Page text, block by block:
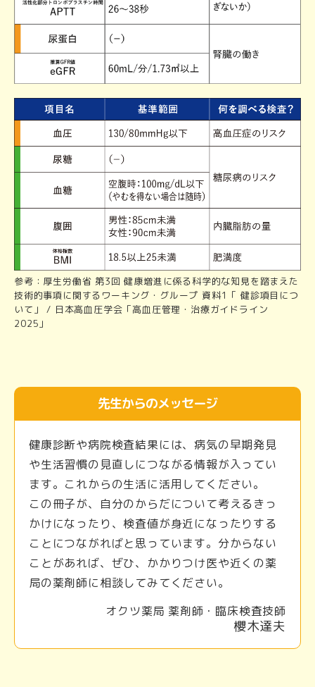
参考：厚生労働省 第3回 健康増進に係る科学的な知見を踏まえた
技術的事項に関するワーキング・グループ 資料1「 健診項目につ
いて」 / 日本高血圧学会「高血圧管理・治療ガイドライン
2025」
先生からのメッセージ
健康診断や病院検査結果には、病気の早期発見
や生活習慣の見直しにつながる情報が入ってい
ます。これからの生活に活用してください。
この冊子が、自分のからだについて考えるきっ
かけになったり、検査値が身近になったりする
ことにつながればと思っています。分からない
ことがあれば、ぜひ、かかりつけ医や近くの薬
局の薬剤師に相談してみてください。
オクツ薬局 薬剤師・臨床検査技師
櫻木達夫